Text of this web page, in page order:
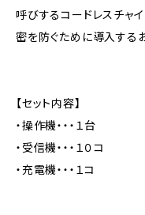
呼びするコードレスチャイ
密を防ぐために導入する
【セット内容】
・操作機・・・１台
・受信機・・・１０コ
・充電機・・・１コ